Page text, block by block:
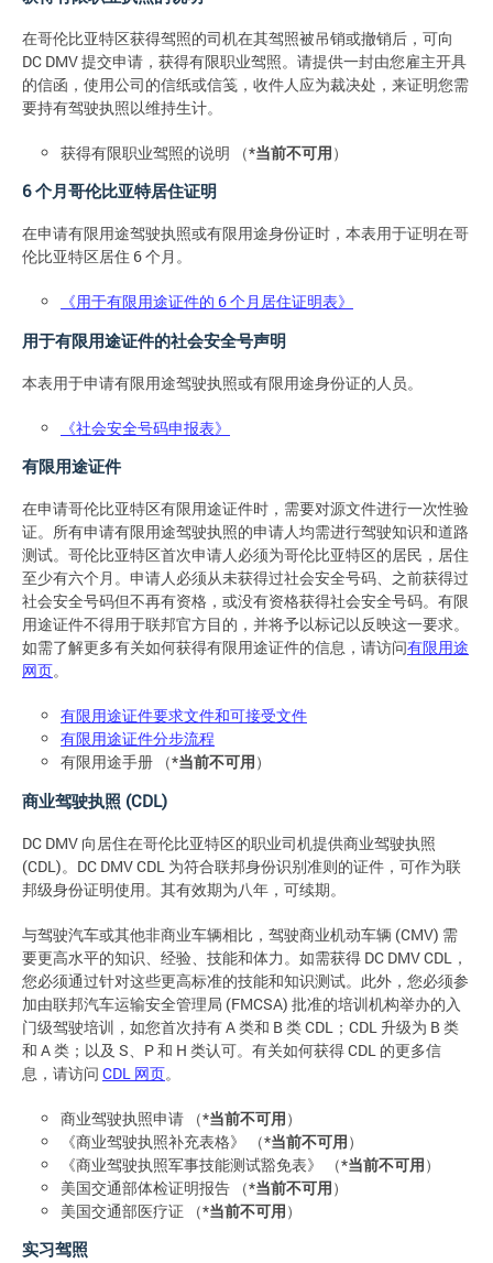
在哥伦比亚特区获得驾照的司机在其驾照被吊销或撤销后，可向
DC DMV 提交申请，获得有限职业驾照。请提供一封由您雇主开具
的信函，使用公司的信纸或信笺，收件人应为裁决处，来证明您需
要持有驾驶执照以维持生计。
获得有限职业驾照的说明 （*当前不可用）
6 个月哥伦比亚特居住证明
在申请有限用途驾驶执照或有限用途身份证时，本表用于证明在哥
伦比亚特区居住 6 个月。
《用于有限用途证件的 6 个月居住证明表》
用于有限用途证件的社会安全号声明
本表用于申请有限用途驾驶执照或有限用途身份证的人员。
《社会安全号码申报表》
有限用途证件
在申请哥伦比亚特区有限用途证件时，需要对源文件进行一次性验
证。所有申请有限用途驾驶执照的申请人均需进行驾驶知识和道路
测试。哥伦比亚特区首次申请人必须为哥伦比亚特区的居民，居住
至少有六个月。申请人必须从未获得过社会安全号码、之前获得过
社会安全号码但不再有资格，或没有资格获得社会安全号码。有限
用途证件不得用于联邦官方目的，并将予以标记以反映这一要求。
如需了解更多有关如何获得有限用途证件的信息，请访问有限用途
网页。
有限用途证件要求文件和可接受文件
有限用途证件分步流程
有限用途手册 （*当前不可用）
商业驾驶执照 (CDL)
DC DMV 向居住在哥伦比亚特区的职业司机提供商业驾驶执照
(CDL)。DC DMV CDL 为符合联邦身份识别准则的证件，可作为联
邦级身份证明使用。其有效期为八年，可续期。
与驾驶汽车或其他非商业车辆相比，驾驶商业机动车辆 (CMV) 需
要更高水平的知识、经验、技能和体力。如需获得 DC DMV CDL，
您必须通过针对这些更高标准的技能和知识测试。此外，您必须参
加由联邦汽车运输安全管理局 (FMCSA) 批准的培训机构举办的入
门级驾驶培训，如您首次持有 A 类和 B 类 CDL；CDL 升级为 B 类
和 A 类；以及 S、P 和 H 类认可。有关如何获得 CDL 的更多信
息，请访问 CDL 网页。
商业驾驶执照申请 （*当前不可用）
《商业驾驶执照补充表格》 （*当前不可用）
《商业驾驶执照军事技能测试豁免表》 （*当前不可用）
美国交通部体检证明报告 （*当前不可用）
美国交通部医疗证 （*当前不可用）
实习驾照